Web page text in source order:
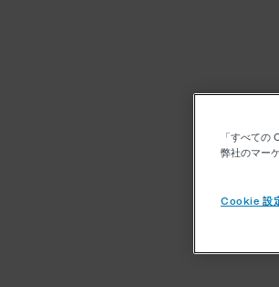
「すべての
弊社のマー
Cookie 設